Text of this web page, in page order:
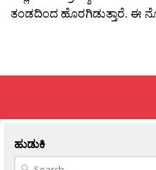
ತಂಡದಿಂದ ಹೊರಗಿಡುತ್ತಾರೆ. ಈ
ಹುಡುಕಿ
Search